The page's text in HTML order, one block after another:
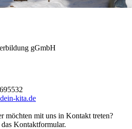
gGmbH
kita.de
möchten mit uns in Kontakt treten?
Kontaktformular.